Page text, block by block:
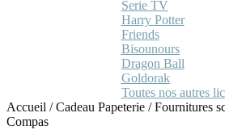
Serie TV
Harry Potter
Friends
Bisounours
Dragon Ball
Goldorak
Toutes nos autres
Accueil /Cadeau Papeterie /Fournitures
Compas